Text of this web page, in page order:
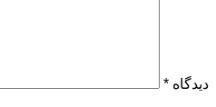
دیدگاه *